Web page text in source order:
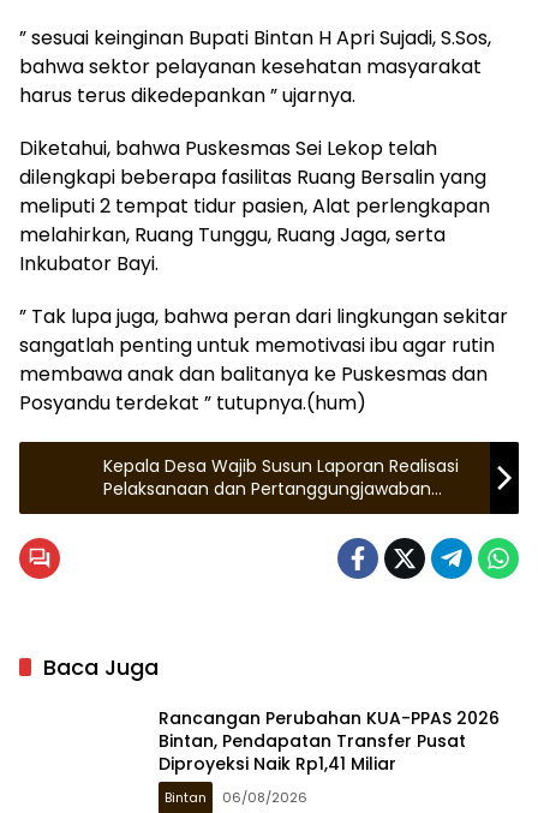
” sesuai keinginan Bupati Bintan H Apri Sujadi, S.Sos,
bahwa sektor pelayanan kesehatan masyarakat
harus terus dikedepankan ” ujarnya.
Diketahui, bahwa Puskesmas Sei Lekop telah
dilengkapi beberapa fasilitas Ruang Bersalin yang
meliputi 2 tempat tidur pasien, Alat perlengkapan
melahirkan, Ruang Tunggu, Ruang Jaga, serta
Inkubator Bayi.
” Tak lupa juga, bahwa peran dari lingkungan sekitar
sangatlah penting untuk memotivasi ibu agar rutin
membawa anak dan balitanya ke Puskesmas dan
Posyandu terdekat ” tutupnya.(hum)
Kepala Desa Wajib Susun Laporan Realisasi
Pelaksanaan dan Pertanggungjawaban
Anggaran Pendapatan Belanja Desa.
Baca Juga
Rancangan Perubahan KUA-PPAS 2026
Bintan, Pendapatan Transfer Pusat
Diproyeksi Naik Rp1,41 Miliar
Bintan 06/08/2026